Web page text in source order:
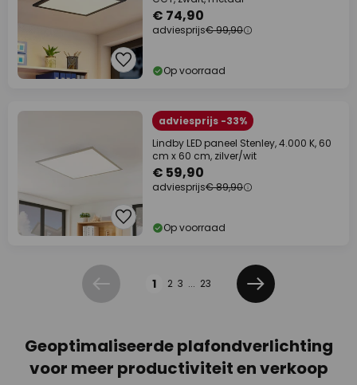
€ 74,90
adviesprijs€ 99,90
Op voorraad
adviesprijs -33%
Lindby LED paneel Stenley, 4.000 K, 60
cm x 60 cm, zilver/wit
€ 59,90
adviesprijs€ 89,90
Op voorraad
Vorige 1 2 3 ... 23
Volgende
Geoptimaliseerde plafondverlichting
voor meer productiviteit en verkoop